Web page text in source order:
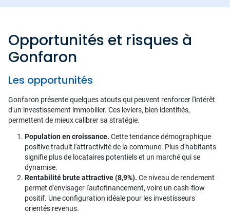
Opportunités et risques à
Gonfaron
Les opportunités
Gonfaron présente quelques atouts qui peuvent renforcer l'intérêt
d'un investissement immobilier. Ces leviers, bien identifiés,
permettent de mieux calibrer sa stratégie.
Population en croissance. Cette tendance démographique
positive traduit l'attractivité de la commune. Plus d'habitants
signifie plus de locataires potentiels et un marché qui se
dynamise.
Rentabilité brute attractive (8,9%). Ce niveau de rendement
permet d'envisager l'autofinancement, voire un cash-flow
positif. Une configuration idéale pour les investisseurs
orientés revenus.